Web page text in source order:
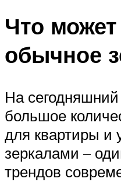
Что
обычное
На
большое
для квартиры и
зеркалами –
трендов